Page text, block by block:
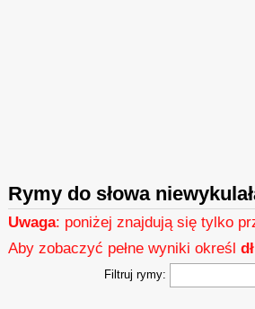
Rymy do słowa
Uwaga: poniżej znajdują się tylko
Aby zobaczyć pełne wyniki określ
Filtruj rymy: